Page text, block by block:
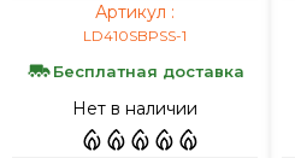
Артикул :
LD410SBPSS-1
Бесплатная доставка
Нет в наличии